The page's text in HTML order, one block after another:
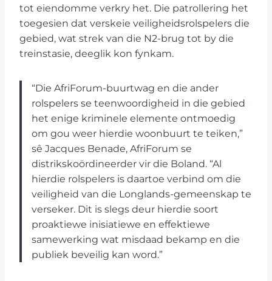
tot eiendomme verkry het. Die patrollering het
toegesien dat verskeie veiligheidsrolspelers die
gebied, wat strek van die N2-brug tot by die
treinstasie, deeglik kon fynkam.
“Die AfriForum-buurtwag en die ander
rolspelers se teenwoordigheid in die gebied
het enige kriminele elemente ontmoedig
om gou weer hierdie woonbuurt te teiken,”
sê Jacques Benade, AfriForum se
distrikskoördineerder vir die Boland. “Al
hierdie rolspelers is daartoe verbind om die
veiligheid van die Longlands-gemeenskap te
verseker. Dit is slegs deur hierdie soort
proaktiewe inisiatiewe en effektiewe
samewerking wat misdaad bekamp en die
publiek beveilig kan word.”